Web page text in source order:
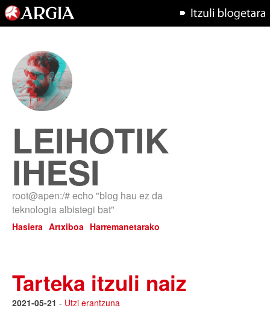
LEIHOTIK
IHESI
root@apen:/# echo "blog hau ez da
teknologia albistegi bat"
Hasiera Artxiboa Harremanetarako
Tarteka itzuli naiz
2021-05-21 - Utzi erantzuna